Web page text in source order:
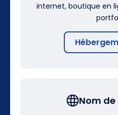
internet, boutique en
Nom